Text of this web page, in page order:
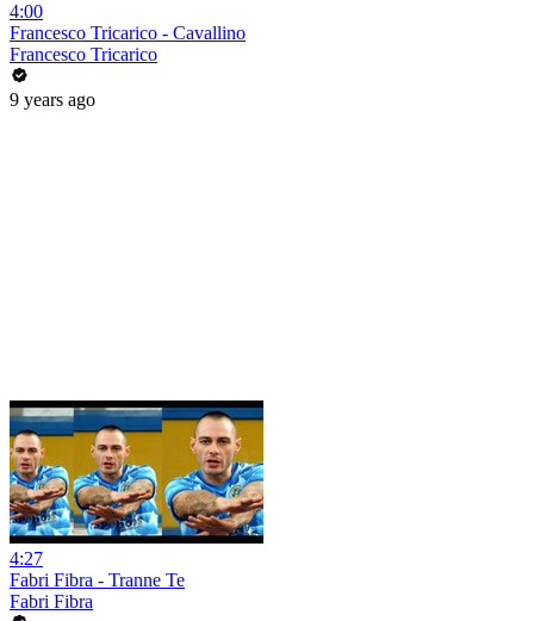
4:00
Francesco Tricarico - Cavallino
Francesco Tricarico
9 years ago
4:27
Fabri Fibra - Tranne Te
Fabri Fibra